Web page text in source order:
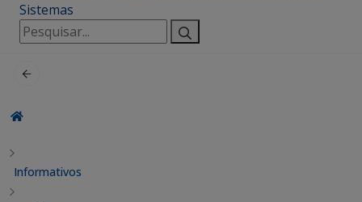
Sistemas
Pesquisar
por:
Informativos